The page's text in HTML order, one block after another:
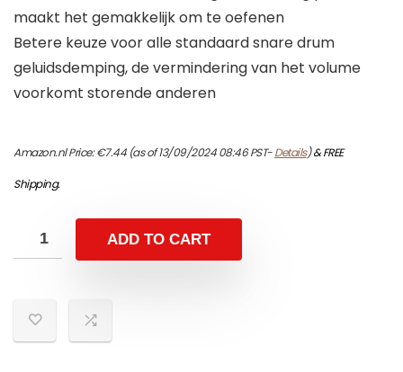
maakt het gemakkelijk om te oefenen
Betere keuze voor alle standaard snare drum
geluidsdemping, de vermindering van het volume
voorkomt storende anderen
Amazon.nl Price:€7.44(as of 13/09/2024 08:46 PST-Details)&FREE
Shipping.
ADD TO CART